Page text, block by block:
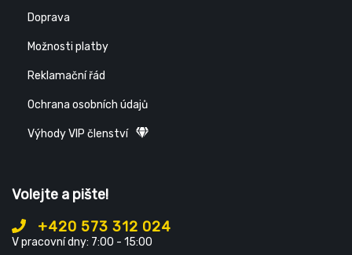
Doprava
Možnosti platby
Reklamační řád
Ochrana osobních údajů
Výhody VIP členství
Volejte a pište!
+420 573 312 024
V pracovní dny: 7:00 - 15:00